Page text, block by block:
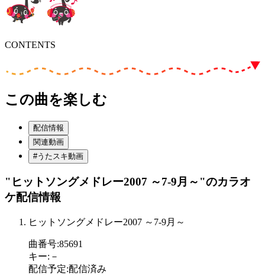
CONTENTS
この曲を楽しむ
配信情報
関連動画
#うたスキ動画
"ヒットソングメドレー2007 ～7-9月～"のカラオ
ケ配信情報
ヒットソングメドレー2007 ～7-9月～
曲番号:85691
キー: －
配信予定:配信済み